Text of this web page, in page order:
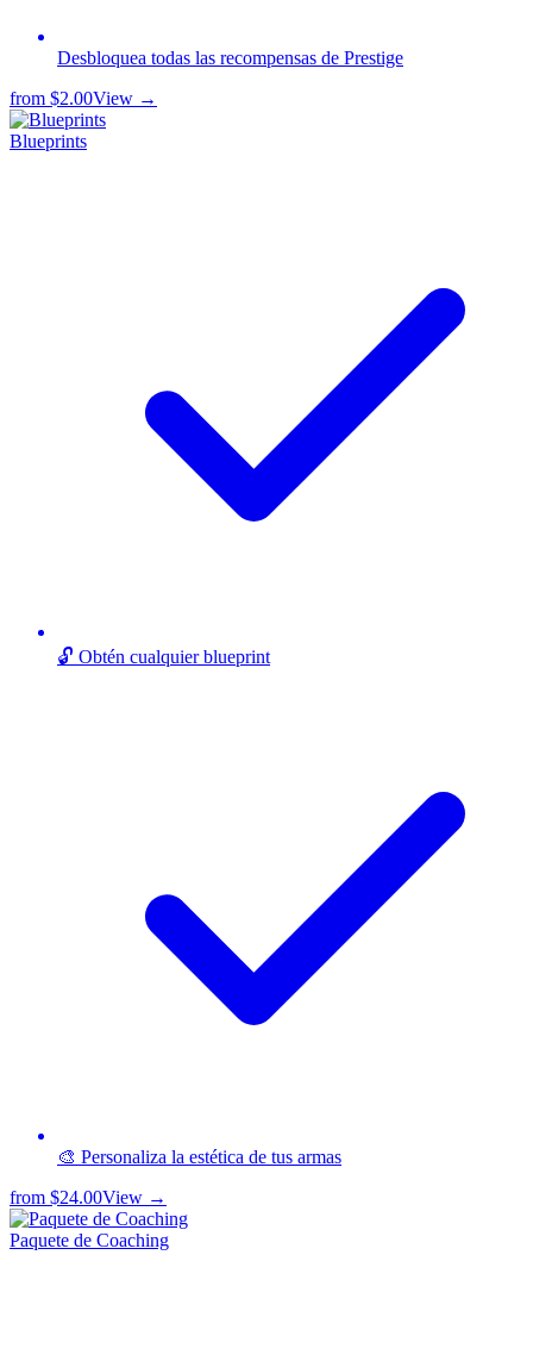
Desbloquea todas las recompensas de Prestige
from $2.00View →
Blueprints
🔓 Obtén cualquier blueprint
🎨 Personaliza la estética de tus armas
from $24.00View →
Paquete de Coaching